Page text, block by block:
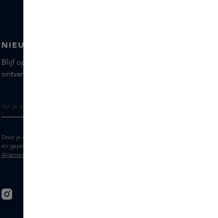
NIEUWSBRIEF
Blijf op de hoogte van de nieuwste merken en producten,
ontvang tips van onze Skins Experts.
Door je e-mailadres in te vullen geef je toestemming om de Skins nieuwsbrief
en gepersonaliseerde marketingberichten via e-mail te ontvangen. Bekijk de
Algemene voorwaarden